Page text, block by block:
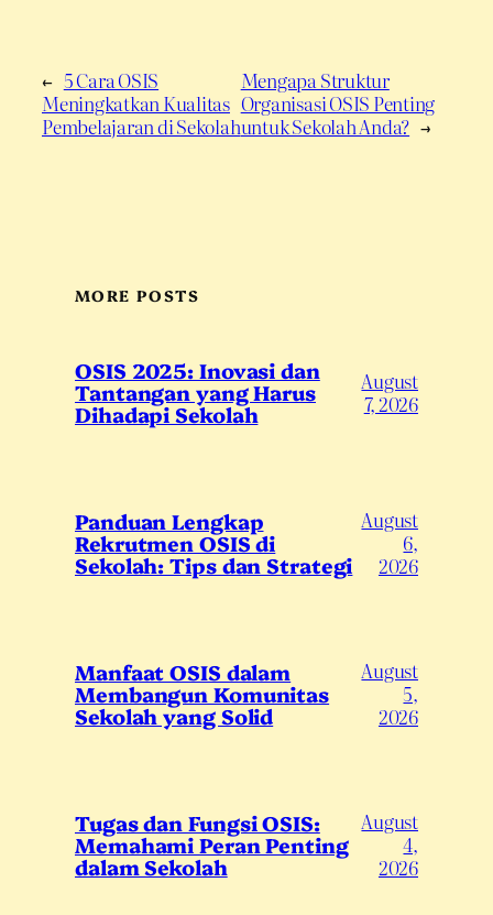
← 5 Cara OSIS
Meningkatkan Kualitas
Pembelajaran di Sekolah
Mengapa Struktur
Organisasi OSIS Penting
untuk Sekolah Anda? →
MORE POSTS
OSIS 2025: Inovasi dan
Tantangan yang Harus
Dihadapi Sekolah
August
7, 2026
Panduan Lengkap
Rekrutmen OSIS di
Sekolah: Tips dan Strategi
August
6,
2026
Manfaat OSIS dalam
Membangun Komunitas
Sekolah yang Solid
August
5,
2026
Tugas dan Fungsi OSIS:
Memahami Peran Penting
dalam Sekolah
August
4,
2026